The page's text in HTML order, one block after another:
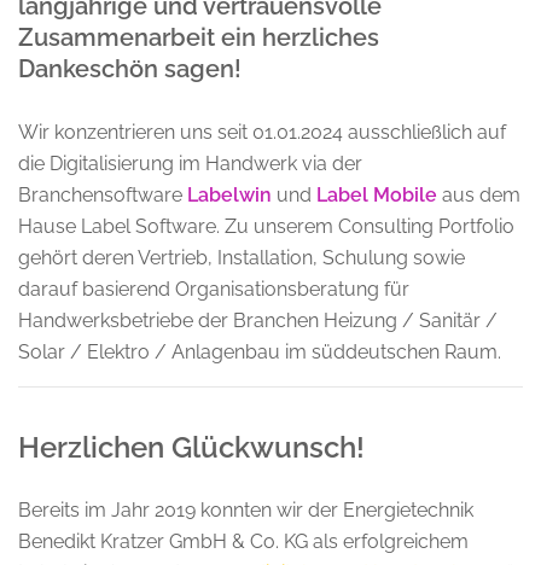
langjährige und vertrauensvolle
Zusammenarbeit ein herzliches
Dankeschön sagen!
Wir konzentrieren uns seit 01.01.2024 ausschließlich auf
die Digitalisierung im Handwerk via der
Branchensoftware Labelwin und Label Mobile aus dem
Hause Label Software. Zu unserem Consulting Portfolio
gehört deren Vertrieb, Installation, Schulung sowie
darauf basierend Organisationsberatung für
Handwerksbetriebe der Branchen Heizung / Sanitär /
Solar / Elektro / Anlagenbau im süddeutschen Raum.
Herzlichen Glückwunsch!
Bereits im Jahr 2019 konnten wir der Energietechnik
Benedikt Kratzer GmbH & Co. KG als erfolgreichem